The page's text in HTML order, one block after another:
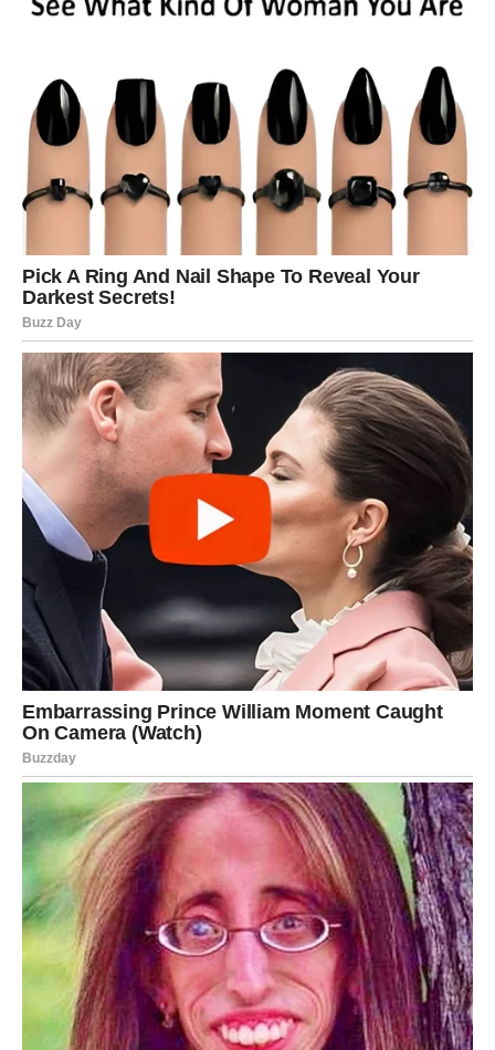
vašu slobodu, već je podržava. Ako ste u vezi, dolazi do
sami, pred vama je susret koji donosi radost, smeh i
osećaj da možete biti ono što jeste, bez maski. Ovo je
vreme u kojem sudbina nagrađuje vašu hrabrost da
pustite prošlost i krenete napred lakšeg srca.
JARAC – posle tišine dolazi
priznanje i nagrada
Jarčevi ulaze u jedan od najvažnijih perioda, jer se
završava dug ciklus ćutanja, izdržavanja i nošenja tereta
bez mnogo reči. Toliko ste puta bili oslonac drugima, a
sebi ste retko dozvoljavali slabost. Univerzum je to
zapamtio. Sada dolazi vreme u kojem vam seotvaraju
vrata raja kroz stabilnost, priznanje i osećaj da više ne
morate sve sami.
Na poslovnom i materijalnom planu, Jarac ulazi u fazu
sigurnosti i napretka. Dolaze nagrade za trud, priznanja
za rad i mogućnosti koje vam donose dugoročni mir. Sve
ono što ste gradili strpljivo i izdrzljivo sada počinje da
daje rezultate. Vi više ne morate da dokazujete svoju
vrednost – ona je konačno vidljiva.
U ljubavi, Jarac ulazi u period emotivne zrelosti i
stabilnosti. Ako ste u vezi, odnos se produbljuje i donosi
sigurnost kakvu ste priželjkivali. Ako ste sami, moguće je
poznanstvo sa osobom koja razume vašu tišinu, vašu
odgovornost i vašu dubinu. Ovo nije prolazna emocija,
već odnos koji ima potencijal da traje.
Jarac sada uči da snaga nije samo u izdržavanju, već i u
dozvoli sebi da primi. Vrata raja vam se otvaraju onda